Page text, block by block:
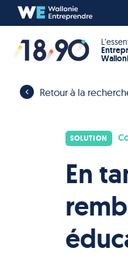
Retour à la
SOLUTION
En